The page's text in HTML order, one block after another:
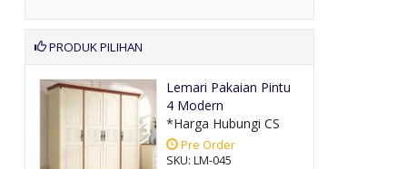
PRODUK PILIHAN
Lemari Pakaian Pintu
4 Modern
*Harga Hubungi CS
Pre Order
SKU: LM-045